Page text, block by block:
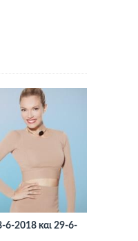
6-2018 και 29-6-